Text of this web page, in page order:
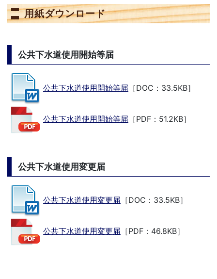
用紙ダウンロード
公共下水道使用開始等届
公共下水道使用開始等届 ［DOC：33.5KB］
公共下水道使用開始等届 ［PDF：51.2KB］
公共下水道使用変更届
公共下水道使用変更届 ［DOC：33.5KB］
公共下水道使用変更届 ［PDF：46.8KB］